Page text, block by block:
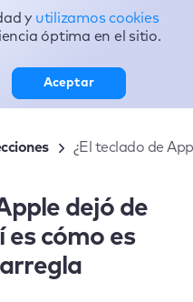
¿El teclado de
dejó de
es cómo es
y utilizamos cookies
óptima en el sitio.
Aceptar